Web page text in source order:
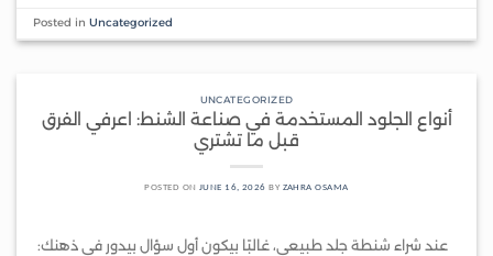
Posted inUncategorized
UNCATEGORIZED
أنواع الجلود المستخدمة في صناعة الشنط: اعرفي الفرق
قبل ما تشتري
POSTED ON JUNE 16, 2026 BY ZAHRA OSAMA
عند شراء شنطة جلد طبيعي، غالبًا بيكون أول سؤال بيدور في ذهنك: